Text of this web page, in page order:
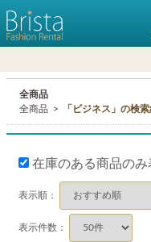
全商品
全商品
「ビジネス」の検
在庫のある商品のみ
表示順：
表示件数：